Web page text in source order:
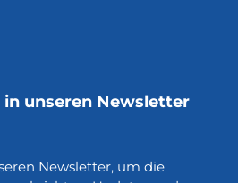
in unseren Newsletter
Newsletter, um die